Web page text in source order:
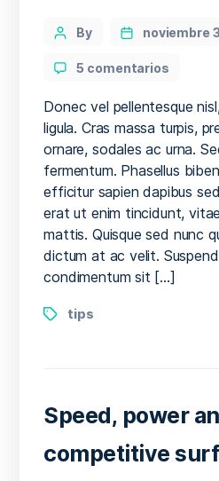
Categories
PostBy noviembre
5 comentarios
best
surf
hats
for
riding
waves
Donec vel pellentesque
ligula. Cras massa turpis,
ornare, sodales ac urna.
fermentum. Phasellus
efficitur sapien dapibus
erat ut enim tincidunt,
mattis. Quisque sed nunc
dictum at ac velit.
condimentum sit […]
Tagstips
Speed, power
competitive